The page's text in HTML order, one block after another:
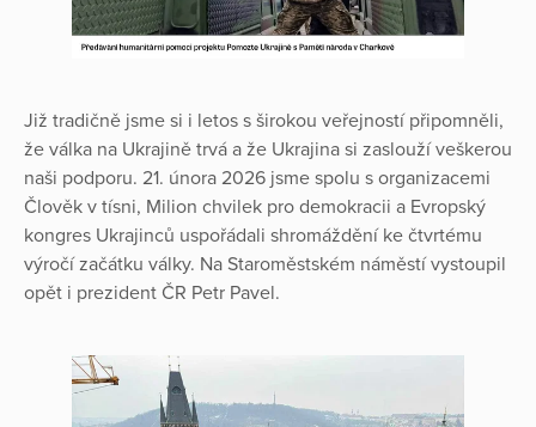
Již tradičně jsme si i letos s širokou veřejností připomněli,
že válka na Ukrajině trvá a že Ukrajina si zaslouží veškerou
naši podporu. 21. února 2026 jsme spolu s organizacemi
Člověk v tísni, Milion chvilek pro demokracii a Evropský
kongres Ukrajinců uspořádali shromáždění ke čtvrtému
výročí začátku války. Na Staroměstském náměstí vystoupil
opět i prezident ČR Petr Pavel.